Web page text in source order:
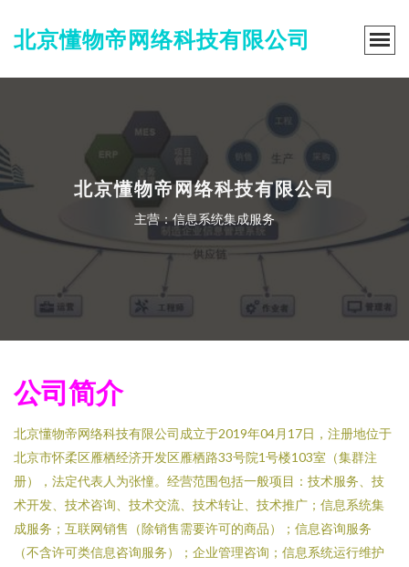
北京懂物帝网络科技有限公司
北京懂物帝网络科技有限公司
主营：信息系统集成服务
公司简介
北京懂物帝网络科技有限公司成立于2019年04月17日，注册地位于
北京市怀柔区雁栖经济开发区雁栖路33号院1号楼103室（集群注
册），法定代表人为张憧。经营范围包括一般项目：技术服务、技
术开发、技术咨询、技术交流、技术转让、技术推广；信息系统集
成服务；互联网销售（除销售需要许可的商品）；信息咨询服务
（不含许可类信息咨询服务）；企业管理咨询；信息系统运行维护